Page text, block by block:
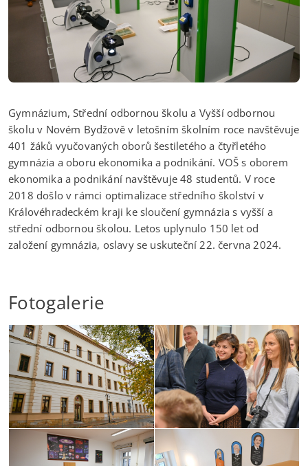
Gymnázium, Střední odbornou školu a Vyšší odbornou
školu v Novém Bydžově v letošním školním roce navštěvuje
401 žáků vyučovaných oborů šestiletého a čtyřletého
gymnázia a oboru ekonomika a podnikání. VOŠ s oborem
ekonomika a podnikání navštěvuje 48 studentů. V roce
2018 došlo v rámci optimalizace středního školství v
Královéhradeckém kraji ke sloučení gymnázia s vyšší a
střední odbornou školou. Letos uplynulo 150 let od
založení gymnázia, oslavy se uskuteční 22. června 2024.
Fotogalerie